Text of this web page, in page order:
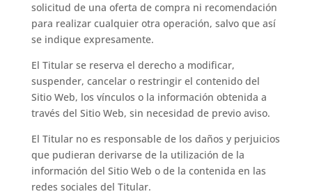
solicitud de una oferta de compra ni recomendación
para realizar cualquier otra operación, salvo que así
se indique expresamente.
El Titular se reserva el derecho a modificar,
suspender, cancelar o restringir el contenido del
Sitio Web, los vínculos o la información obtenida a
través del Sitio Web, sin necesidad de previo aviso.
El Titular no es responsable de los daños y perjuicios
que pudieran derivarse de la utilización de la
información del Sitio Web o de la contenida en las
redes sociales del Titular.